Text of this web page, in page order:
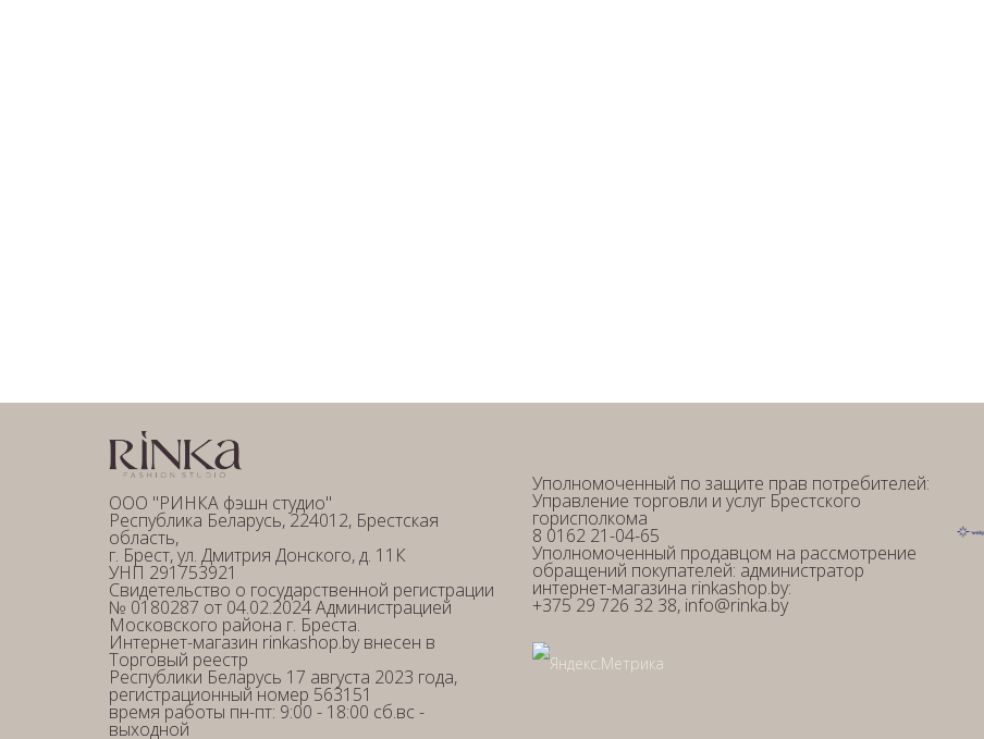
ООО "РИНКА фэшн студио"
Республика Беларусь, 224012, Брестская
область,
г. Брест, ул. Дмитрия Донского, д. 11К
УНП 291753921
Свидетельство о государственной регистрации
№ 0180287 от 04.02.2024 Администрацией
Московского района г. Бреста.
Интернет-магазин rinkashop.by внесен в
Торговый реестр
Республики Беларусь 17 августа 2023 года,
регистрационный номер 563151
время работы пн-пт: 9:00 - 18:00 сб.вс -
выходной
Уполномоченный по защите прав потребителей:
Управление торговли и услуг Брестского
горисполкома
8 0162 21-04-65
Уполномоченный продавцом на рассмотрение
обращений покупателей: администратор
интернет-магазина rinkashop.by:
+375 29 726 32 38, info@rinka.by